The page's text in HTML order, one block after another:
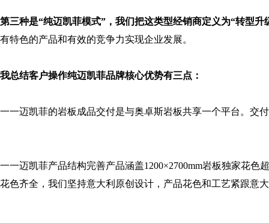
第三种是“纯迈凯菲模式”，我们把这类型经销商定义为“转型升
有特色的产品和有效的竞争力实现企业发展。
我总结客户操作纯迈凯菲品牌核心优势有三点：
一一迈凯菲的岩板成品交付是与奥卓斯岩板共享一个平台。交
一一迈凯菲产品结构完善产品涵盖1200×2700mm岩板独家花色
花色齐全，我们坚持意大利原创设计，产品花色和工艺紧跟意